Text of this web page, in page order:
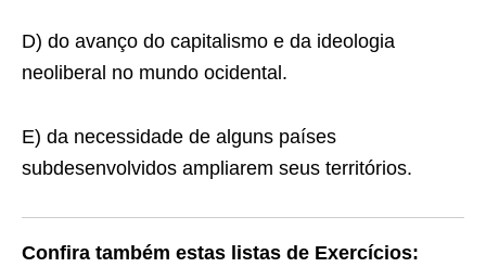
D) do avanço do capitalismo e da ideologia
neoliberal no mundo ocidental.
E) da necessidade de alguns países
subdesenvolvidos ampliarem seus territórios.
Confira também estas listas de Exercícios: